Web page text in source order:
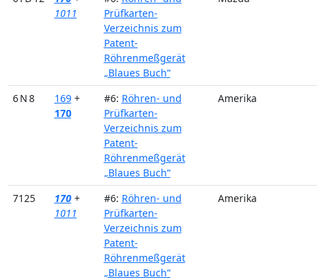
1011
Prüfkarten-
Verzeichnis zum
Patent-
Röhrenmeßgerät
„Blaues Buch“
6 N 8 169 +
170
#6: Röhren- und
Prüfkarten-
Verzeichnis zum
Patent-
Röhrenmeßgerät
„Blaues Buch“
Amerika
7125 170 +
1011
#6: Röhren- und
Prüfkarten-
Verzeichnis zum
Patent-
Röhrenmeßgerät
„Blaues Buch“
Amerika